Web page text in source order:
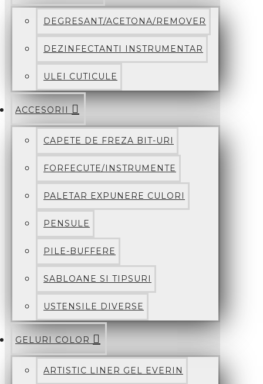
DEGRESANT/ACETONA/REMOVER
DEZINFECTANTI INSTRUMENTAR
ULEI CUTICULE
ACCESORII
CAPETE DE FREZA BIT-URI
FORFECUTE/INSTRUMENTE
PALETAR EXPUNERE CULORI
PENSULE
PILE-BUFFERE
SABLOANE SI TIPSURI
USTENSILE DIVERSE
GELURI COLOR
ARTISTIC LINER GEL EVERIN